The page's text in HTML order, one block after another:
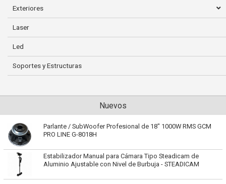
Exteriores
Laser
Led
Soportes y Estructuras
Nuevos
Parlante / SubWoofer Profesional de 18" 1000W RMS GCM
PRO LINE G-8018H
Estabilizador Manual para Cámara Tipo Steadicam de
Aluminio Ajustable con Nivel de Burbuja - STEADICAM